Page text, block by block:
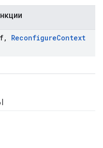
, ReconfigureContext